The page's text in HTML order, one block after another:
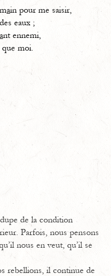
ain pour me saisir,
eaux ;
ant ennemi,
moi.
dupe de la condition
Parfois, nous pensons
nous en veut, qu’il se
rebellions, il continue de